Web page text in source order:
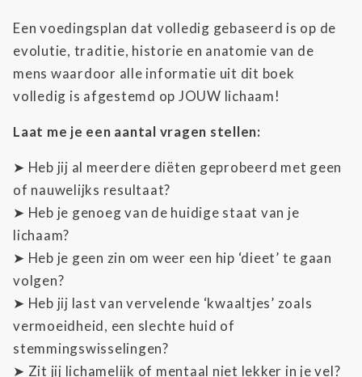
Een voedingsplan dat volledig gebaseerd is op de
evolutie, traditie, historie en anatomie van de
mens waardoor alle informatie uit dit boek
volledig is afgestemd op JOUW lichaam!
Laat me je een aantal vragen stellen:
➤ Heb jij al meerdere diëten geprobeerd met geen
of nauwelijks resultaat?
➤ Heb je genoeg van de huidige staat van je
lichaam?
➤ Heb je geen zin om weer een hip ‘dieet’ te gaan
volgen?
➤ Heb jij last van vervelende ‘kwaaltjes’ zoals
vermoeidheid, een slechte huid of
stemmingswisselingen?
➤ Zit jij lichamelijk of mentaal niet lekker in je vel?